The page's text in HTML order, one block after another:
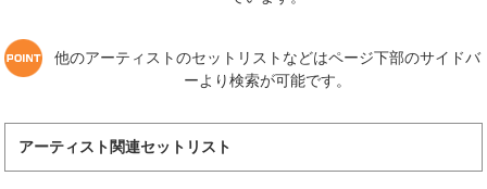
他のアーティストのセットリストなどはページ下部のサイドバ
ーより検索が可能です。
アーティスト関連セットリスト